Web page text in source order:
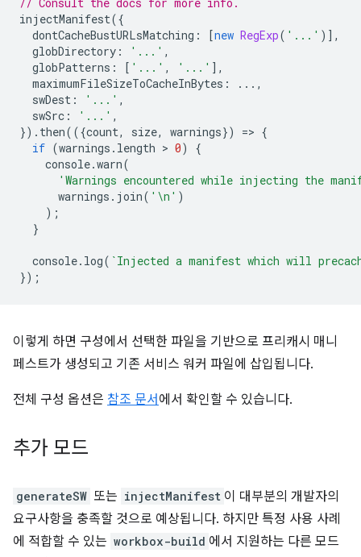
injectManifest({
dontCacheBustURLsMatching : [new RegExp( '...' )],
globDirectory : '...' ,
globPatterns : [ '...' , '...' ],
maximumFileSizeToCacheInBytes :
...,
swDest : '...' ,
swSrc : '...' ,
}). then(({count, size, warnings}) => {
if (warnings . length > 0)
{
console.warn(
'Warnings encountered while injecting the
warnings . join( '\n' )
);
}
console. log( `Injected a manifest which will
});
이렇게 하면 구성에서 선택한 파일을 기반으로 프리캐시 매니
페스트가 생성되고 기존 서비스 워커 파일에 삽입됩니다.
전체 구성 옵션은 참조 문서 에서 확인할 수 있습니다.
추가 모드
generateSW 또는 injectManifest 이 대부분의 개발자의
요구사항을 충족할 것으로 예상됩니다. 하지만 특정 사용 사례
에 적합할 수 있는 workbox-build 에서 지원하는 다른 모드